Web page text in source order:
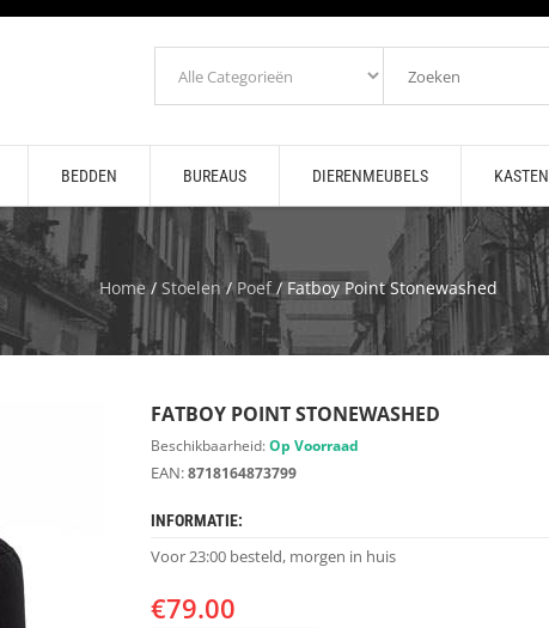
BEDDEN BUREAUS DIERENMEUBELS KASTEN
Home/ Stoelen/ Poef/ Fatboy Point Stonewashed
FATBOY POINT STONEWASHED
Beschikbaarheid:Op Voorraad
EAN:8718164873799
INFORMATIE:
Voor 23:00 besteld, morgen in huis
€79.00